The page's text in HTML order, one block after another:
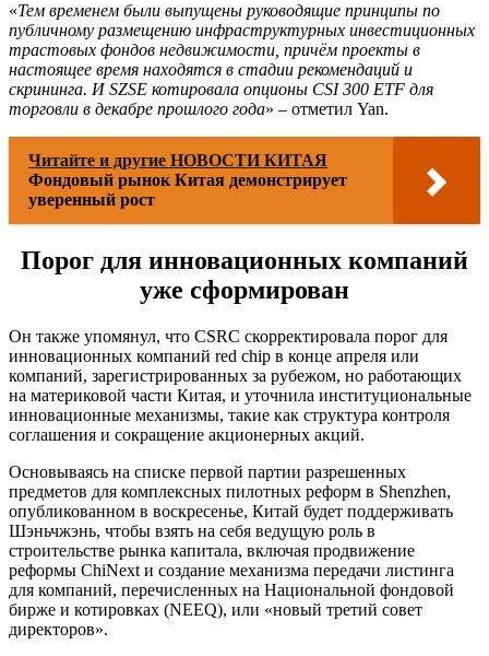
«Тем временем были выпущены руководящие принципы по
публичному размещению инфраструктурных инвестиционных
трастовых фондов недвижимости, причём проекты в
настоящее время находятся в стадии рекомендаций и
скрининга. И SZSE котировала опционы CSI 300 ETF для
торговли в декабре прошлого года» – отметил Yan.
Читайте и другие НОВОСТИ КИТАЯ
Фондовый рынок Китая демонстрирует
уверенный рост
Порог для инновационных компаний
уже сформирован
Он также упомянул, что CSRC скорректировала порог для
инновационных компаний red chip в конце апреля или
компаний, зарегистрированных за рубежом, но работающих
на материковой части Китая, и уточнила институциональные
инновационные механизмы, такие как структура контроля
соглашения и сокращение акционерных акций.
Основываясь на списке первой партии разрешенных
предметов для комплексных пилотных реформ в Shenzhen,
опубликованном в воскресенье, Китай будет поддерживать
Шэньчжэнь, чтобы взять на себя ведущую роль в
строительстве рынка капитала, включая продвижение
реформы ChiNext и создание механизма передачи листинга
для компаний, перечисленных на Национальной фондовой
бирже и котировках (NEEQ), или «новый третий совет
директоров».